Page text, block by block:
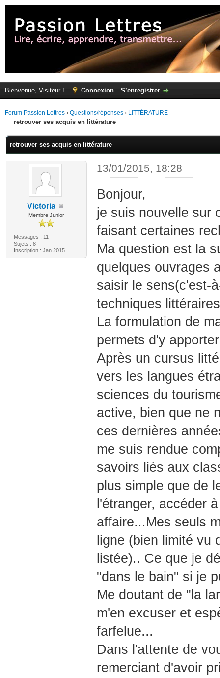
Bienvenue, Visiteur ! Connexion S’enregistrer
Forum Passion Lettres › Questions/réponses › LITTÉRATURE
retrouver ses acquis en littérature
retrouver ses acquis en littérature
Victoria
Membre Junior
Messages : 11
Sujets : 8
Inscription : Jan 2015
13/01/2015, 18:28
Bonjour,
je suis nouvelle sur
faisant certaines
Ma question est la
quelques ouvrages
saisir le sens(c'est-
techniques
La formulation de
permets d'y
Après un cursus
vers les langues
sciences du
active, bien que ne
ces dernières
me suis rendue
savoirs liés aux
plus simple que de
l'étranger, accéder
affaire...Mes seuls
ligne (bien limité vu
listée).. Ce que je
"dans le bain" si je
Me doutant de "la
m'en excuser et
farfelue...
Dans l'attente de
remerciant d'avoir